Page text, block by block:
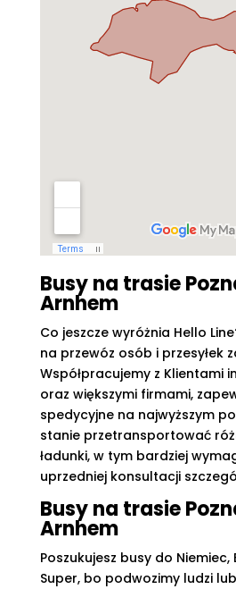
Busy na trasie
Arnhem​
Co jeszcze wyróżnia Hello
na przewóz osób i przesyłek
Współpracujemy z Klientami
oraz większymi firmami,
spedycyjne na najwyższym
stanie przetransportować
ładunki, w tym bardziej
uprzedniej konsultacji
Busy na trasie
Arnhem​
Poszukujesz busy do
Super, bo podwozimy ludzi